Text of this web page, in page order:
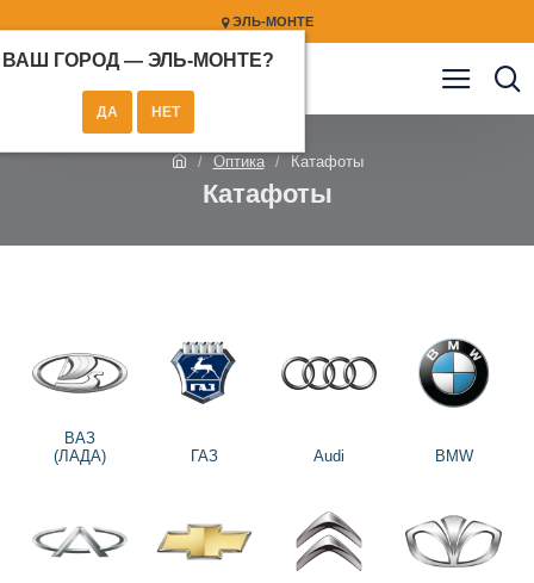
ЭЛЬ-МОНТЕ
ВАШ ГОРОД — ЭЛЬ-МОНТЕ?
Оптика Катафоты
Катафоты
ВАЗ
(ЛАДА)
ГАЗ Audi BMW